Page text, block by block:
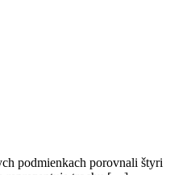
podmienkach porovnali štyri